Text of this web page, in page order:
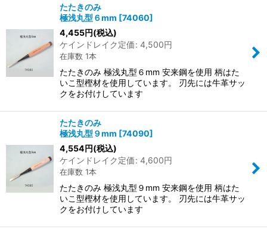
たたきのみ
極浅丸型６mm [74060]
4,455円(税込)
ケインドレイク定価: 4,500円
在庫数 1本
たたきのみ 極浅丸型６mm 安来鋼を使用 柄はた
いこ型樫材を使用しています。 刃先には牛革サッ
クをお付けしています
たたきのみ
極浅丸型９mm [74090]
4,554円(税込)
ケインドレイク定価: 4,600円
在庫数 1本
たたきのみ 極浅丸型９mm 安来鋼を使用 柄はた
いこ型樫材を使用しています。 刃先には牛革サッ
クをお付けしています